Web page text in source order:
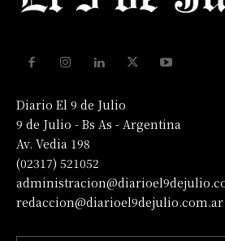
Diario El 9 de Julio
9 de Julio - Bs As - Argentina
Av. Vedia 198
(02317) 521052
redaccion@diarioel9dejulio.com.ar